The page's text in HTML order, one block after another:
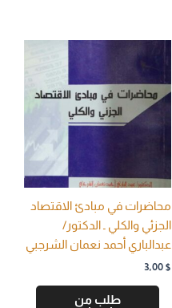
محاضرات في مبادئ الاقتصاد
الجزئي والكلي ـ الدكتور/
عبدالباري أحمد نعمان الشرجبي
3,00 $
طلب من